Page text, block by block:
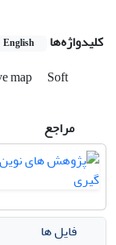
کلیدواژه‌ها English
map
Soft
مراجع
فایل ها